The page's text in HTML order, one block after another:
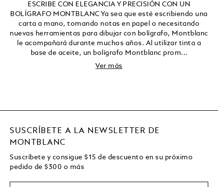
ESCRIBE CON ELEGANCIA Y PRECISIÓN CON UN
BOLÍGRAFO MONTBLANC Ya sea que esté escribiendo una
carta a mano, tomando notas en papel o necesitando
nuevas herramientas para dibujar con bolígrafo, Montblanc
le acompañará durante muchos años. Al utilizar tinta a
base de aceite, un bolígrafo Montblanc prom...
Ver más
SUSCRÍBETE A LA NEWSLETTER DE
MONTBLANC
Suscríbete y consigue $15 de descuento en su próximo
pedido de $300 o más